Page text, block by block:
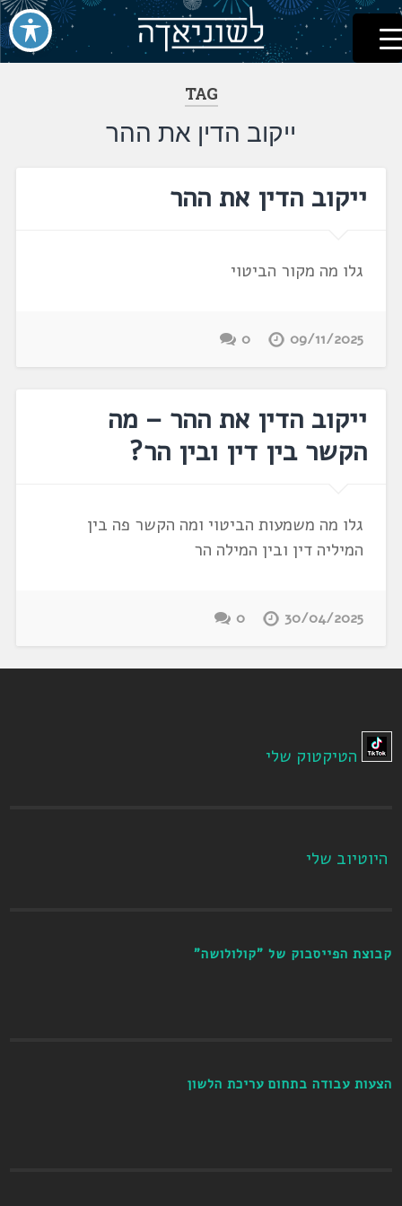
דלג
לתוכן
לשוניאדה
עברית. לשון. שפה
TAG
ייקוב הדין את ההר
ייקוב הדין את ההר
גלו מה מקור הביטוי
09/11/2025
0
ייקוב הדין את ההר – מה
הקשר בין דין ובין הר?
גלו מה משמעות הביטוי ומה הקשר פה בין
המיליה דין ובין המילה הר
30/04/2025
0
הטיקטוק שלי
היוטיוב שלי
קבוצת הפייסבוק של "קולולושה"
הצעות עבודה בתחום עריכת הלשון